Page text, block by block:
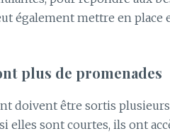
également mettre en place
plus de promenades
doivent être sortis
elles sont courtes, ils ont